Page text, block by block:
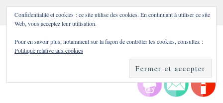
Confidentialité et cookies : ce site utilise des cookies. En continuant à utiliser ce site
Web, vous acceptez leur utilisation.
Pour en savoir plus, notamment sur la façon de contrôler les cookies, consultez :
Politique relative aux cookies